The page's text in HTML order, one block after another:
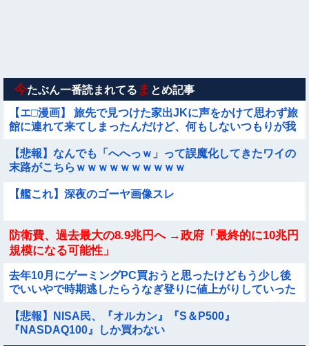
き・・・
今たぶん一番読まれてる ま とめ記事
【エ□漫画】 旅先で見つけた家出JKに声をかけて思わず旅
館に連れて来てしまったんだけど、何もしないつもりが我
【悲報】なんでも「へへっｗ」って誤魔化してきたワイの
末路がこちらｗｗｗｗｗｗｗｗｗｗ
【艦これ】深夜のゴーヤ画像スレ
防衛費、過去最大の8.9兆円へ →政府「最終的に10兆円
規模になる可能性」
去年10月にゲーミングPC買おうと思ったけどもう少し後
でいいやで時期逃したらうなぎ登りに値上がりしていった
【悲報】NISA民、『オルカン』『S＆P500』
『NASDAQ100』しか買わない